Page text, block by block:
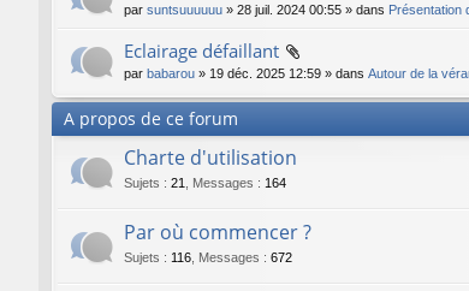
par suntsuuuuuu » 28 juil. 2024 00:55 » dans Présentation
Eclairage défaillant
par babarou » 19 déc. 2025 12:59 » dans Autour de la
A propos de ce forum
Charte d'utilisation
Sujets : 21 Messages : 164
Par où commencer ?
Sujets : 116 Messages : 672